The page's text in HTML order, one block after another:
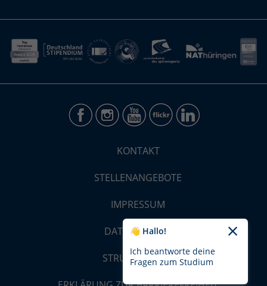
KONTAKT
STELLENANGEBOTE
IMPRESSUM
DATENSCHUTZ
STRUKTUR-MAP
👋 Hallo!
Ich beantworte deine
Fragen zum Studium